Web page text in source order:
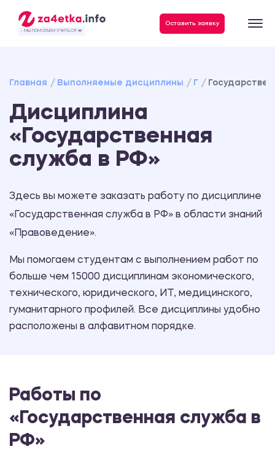
- МЫ ПОМОГАЕМ УЧИТЬСЯ ❤️
Оставить заявку
Главная Выполняемые дисциплины Г
Дисциплина
«Государственная
служба в РФ»
Здесь вы можете заказать работу по дисциплине
«Государственная служба в РФ» в области знаний
«Правоведение».
Мы помогаем студентам с выполнением работ по
больше чем 15000 дисциплинам экономического,
технического, юридического, ИТ, медицинского,
гуманитарного профилей. Все дисциплины удобно
расположены в алфавитном порядке.
Работы по
«Государственная служба в
РФ»